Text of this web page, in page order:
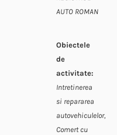
AUTO ROMAN
Obiectele
de
activitate:
Intretinerea
si repararea
autovehiculelor,
Comert cu